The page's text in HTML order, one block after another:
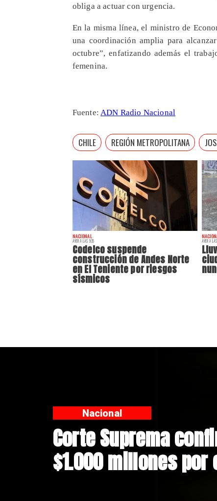
NACIONAL
AYER A LAS 9:35
Codelco suspende
construcción de Andes Norte
en El Teniente por riesgos
sísmicos
AYER A
obliga a actuar con urgencia.
En la misma línea, el ministro de
una coordinación amplia para
octubre”, enfatizando además el
femenina.
Fuente:ADN Radio Nacional
CHILE REGIÓN METROPOLITANA
Codelco suspende
Andes Norte en El
Nacional